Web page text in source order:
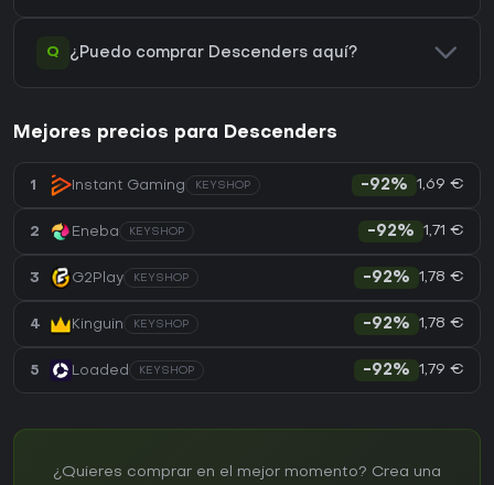
Q ¿Puedo comprar Descenders aquí?
Mejores precios para Descenders
1 Instant Gaming KEYSHOP -92% 1,69 €
2 Eneba KEYSHOP -92% 1,71 €
3 G2Play KEYSHOP -92% 1,78 €
4 Kinguin KEYSHOP -92% 1,78 €
5 Loaded KEYSHOP -92% 1,79 €
¿Quieres comprar en el mejor momento? Crea una